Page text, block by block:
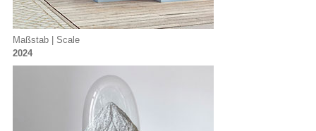
Maßstab | Scale
2024